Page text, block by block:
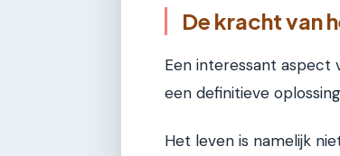
De kracht van
Een interessant aspect
een definitieve
Het leven is namelijk